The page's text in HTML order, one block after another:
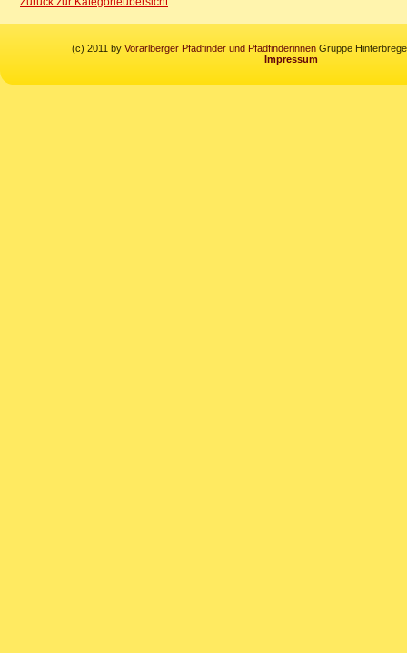
(c) 2011 by Vorarlberger Pfadfinder und PfadfinderinnenGruppe
Impressum